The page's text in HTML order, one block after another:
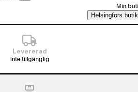
Min
Helsingfors butik
Levererad
Inte tillgänglig